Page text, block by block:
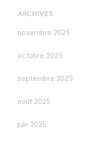
ARCHIVES
novembre 2025
octobre 2025
septembre 2025
août 2025
juin 2025